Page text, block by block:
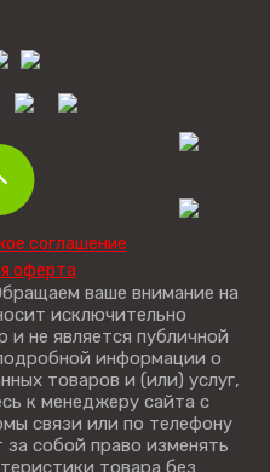
соглашение
оферта
ваше внимание на
исключительно
не является публичной
информации о
товаров и (или) услуг,
к менеджеру сайта с
связи или по телефону
собой право изменять
товара без